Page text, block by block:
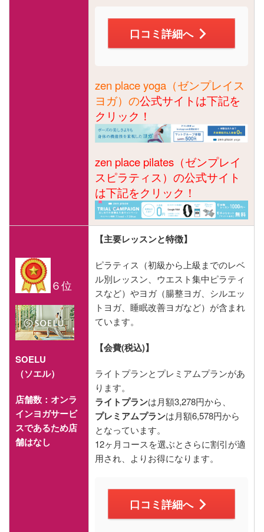
口コミ詳細へ
zen place yoga（ゼンプレイス
ヨガ）の公式サイトは下記を
クリック！
zen place pilates（ゼンプレイ
スピラティス）の公式サイト
は下記をクリック！
６位
SOELU
（ソエル）
店舗数：オンラ
インヨガサービ
スであるため店
舗はなし
【主要レッスンと特徴】
ピラティス（初級から上級までのレベ
ル別レッスン、ウエスト集中ピラティ
スなど）やヨガ（腸整ヨガ、シルエッ
トヨガ、睡眠改善ヨガなど）が含まれ
ています。
【会費(税込)】
ライトプランとプレミアムプランがあ
ります。
ライトプランは月額3,278円から、
プレミアムプランは月額6,578円から
となっています。
12ヶ月コースを選ぶとさらに割引が適
用され、よりお得になります​​​​。
口コミ詳細へ